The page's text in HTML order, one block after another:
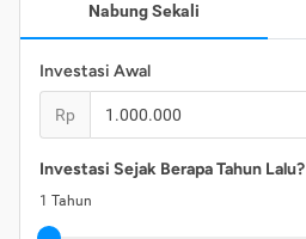
Nabung Sekali
Investasi Awal
Rp
Investasi Sejak Berapa Tahun Lalu?
1 Tahun